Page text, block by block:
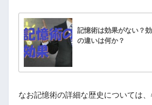
記憶術は効果がない？
の違いは何か？
なお記憶術の詳細な歴史については